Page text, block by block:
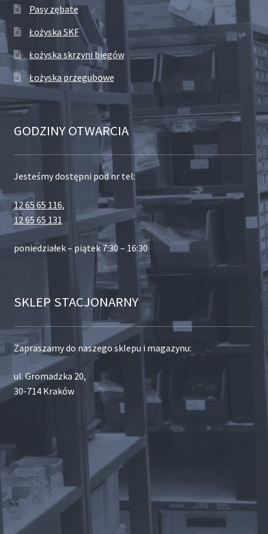
Pasy zębate
Łożyska SKF
Łożyska skrzyni biegów
Łożyska przegubowe
GODZINY OTWARCIA
Jesteśmy dostępni pod nr tel:
12 65 65 116,
12 65 65 131
poniedziałek – piątek 7:30 – 16:30
SKLEP STACJONARNY
Zapraszamy do naszego sklepu i magazynu:
ul. Gromadzka 20,
30-714 Kraków